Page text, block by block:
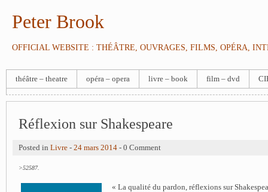
Peter Brook
OFFICIAL WEBSITE : THÉÂTRE, OUVRAGES, FILMS, OPÉRA,
théâtre – theatre opéra – opera livre – book film – dvd
Réflexion sur Shakespeare
Posted in Livre - 24 mars 2014 - 0 Comment
>52587.
« La qualité du pardon, réflexions sur